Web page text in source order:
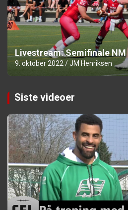
Livestream: Semifinale
9. oktober 2022 JM Henriksen
Siste videoer